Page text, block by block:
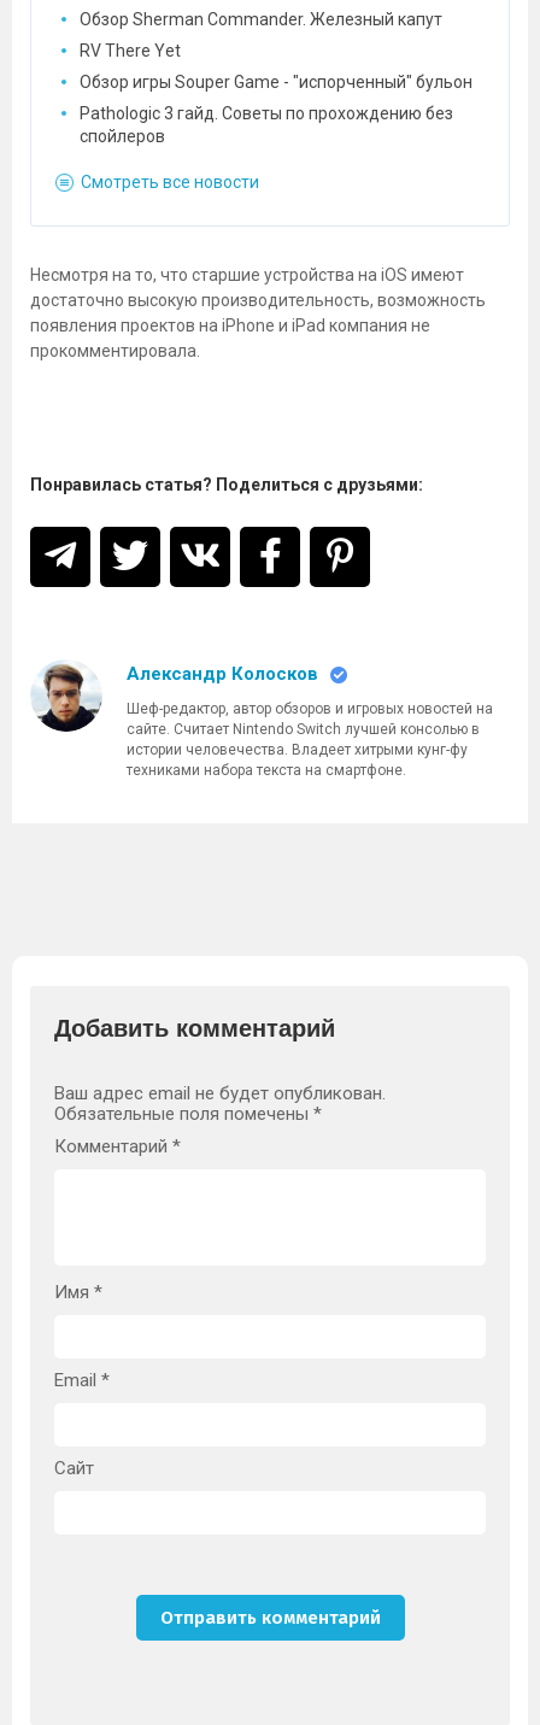
Обзор Sherman Commander. Железный капут
RV There Yet
Обзор игры Souper Game - "испорченный" бульон
Pathologic 3 гайд. Советы по прохождению без
спойлеров
Смотреть все новости
Несмотря на то, что старшие устройства на iOS имеют
достаточно высокую производительность, возможность
появления проектов на iPhone и iPad компания не
прокомментировала.
Понравилась статья? Поделиться с друзьями:
Александр Колосков
Шеф-редактор, автор обзоров и игровых новостей на
сайте. Считает Nintendo Switch лучшей консолью в
истории человечества. Владеет хитрыми кунг-фу
техниками набора текста на смартфоне.
Добавить комментарий
Ваш адрес email не будет опубликован.
Обязательные поля помечены *
Комментарий *
Имя *
Email *
Сайт